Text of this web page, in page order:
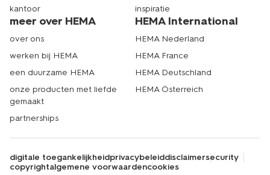
kantoor
inspiratie
meer over HEMA
over ons
werken bij HEMA
een duurzame HEMA
onze producten met liefde
gemaakt
partnerships
HEMA International
HEMA Nederland
HEMA France
HEMA Deutschland
HEMA Österreich
digitale toegankelijkheidprivacybeleiddisclaimersecurity
copyrightalgemene voorwaardencookies